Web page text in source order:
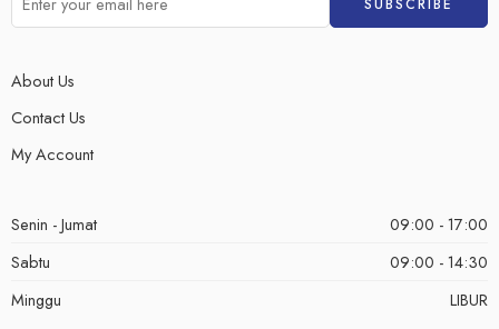
About Us
Contact Us
My Account
Senin - Jumat
09:00 - 17:00
Sabtu
09:00 - 14:30
Minggu
LIBUR